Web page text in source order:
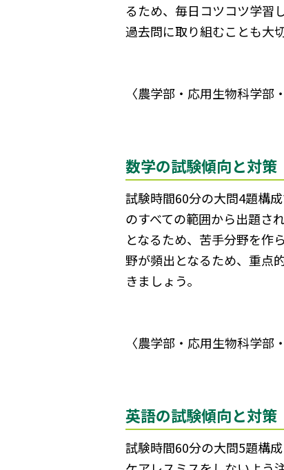
るため、毎日コツコツ学習
過去問に取り組むことも大切
〈農学部・応用生物科学部
数学の試験傾向と対策
試験時間60分の大問4題構
のすべての範囲から出題さ
となるため、苦手分野を作
野が頻出となるため、重点
きましょう。
〈農学部・応用生物科学部
英語の試験傾向と対策
試験時間60分の大問5題構